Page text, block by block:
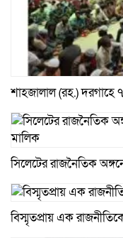
শাহজালাল (রহ.)
সিলেটের রাজনৈতিক
বিস্মৃতপ্রায় এক